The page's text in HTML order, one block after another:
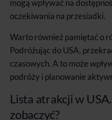
mogą wpływać na
oczekiwania na przesiadki.
Warto również pamiętać o
Podróżując do USA,
czasowych. A to może
podróży i planowanie
Lista atrakcji w
zobaczyć?